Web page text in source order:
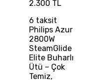
2.300 TL
6 taksit
Philips Azur
2800W
SteamGlide
Elite Buharlı
Ütü – Çok
Temiz,